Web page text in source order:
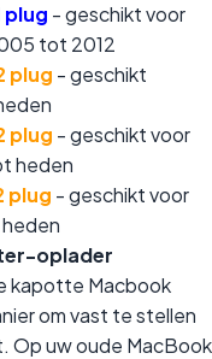
plug - geschikt voor
tot 2012
plug - geschikt
plug - geschikt voor
heden
plug - geschikt voor
oplader
kapotte Macbook
om vast te stellen
Op uw oude MacBook